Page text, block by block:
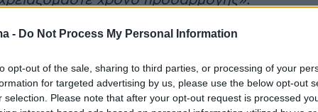
- Do Not Process My Personal Information
opt-out of the sale, sharing to third parties, or processing of your
for targeted advertising by us, please use the below opt-out
selection. Please note that after your opt-out request is processed
είπε: «Είναι πιο σημαντικό από ποτέ
ενότητα, να μιλάμε ο ένας με τον άλλον.
να σκεφτόμαστε τι αφήσαμε πίσω στο χρονικό
πέρασε, αλλά να σκεφτόμαστε τα επόμενα